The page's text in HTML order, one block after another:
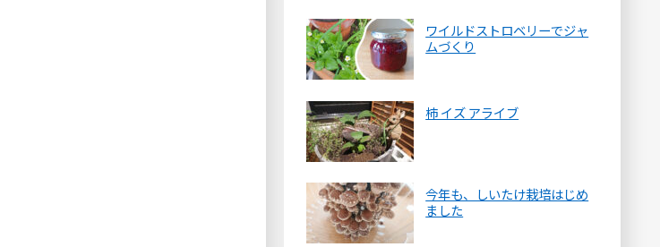
ワイルドストロベリーでジャ
ムづくり
柿 イズ アライブ
今年も、しいたけ栽培はじめ
ました